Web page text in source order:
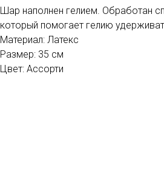
Шар наполнен гелием. Обработан
который помогает гелию
Материал: Латекс
Размер: 35 см
Цвет: Ассорти